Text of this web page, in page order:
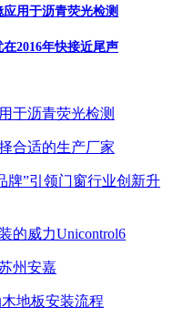
用于沥青荧光检测
2016年快接近尾声
于沥青荧光检测
合适的生产厂家
牌”引领门窗行业创新升
的威力Unicontrol6
州安嘉
地板安装流程